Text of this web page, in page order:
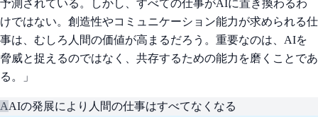
予測されている。しかし、すべての仕事がAIに置き換わるわ
けではない。創造性やコミュニケーション能力が求められる仕
事は、むしろ人間の価値が高まるだろう。重要なのは、AIを
脅威と捉えるのではなく、共存するための能力を磨くことであ
る。」
AAIの発展により人間の仕事はすべてなくなる